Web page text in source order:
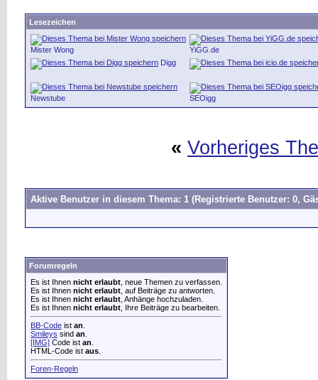
Lesezeichen
Mister Wong
YiGG.de
Digg
Newstube SEOigg
« Vorheriges
Aktive Benutzer in diesem Thema: 1 (Registrierte Benutzer: 0,
Forumregeln
Es ist Ihnen nicht erlaubt , neue Themen zu verfassen.
Es ist Ihnen nicht erlaubt , auf Beiträge zu antworten.
Es ist Ihnen nicht erlaubt , Anhänge hochzuladen.
Es ist Ihnen nicht erlaubt , Ihre Beiträge zu bearbeiten.
BB-Code ist an
Smileys sind an
[IMG] Code ist an
HTML-Code ist aus
Foren-Regeln